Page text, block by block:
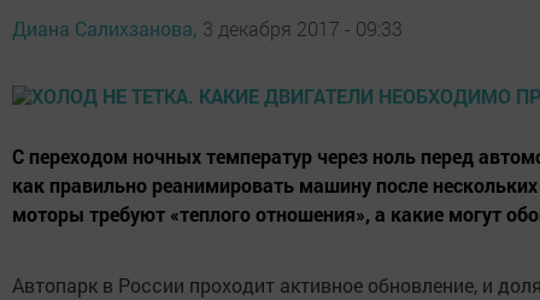
Диана Салихзанова, 3 декабря 2017 - 09:33
С переходом ночных температур через ноль перед
как правильно реанимировать машину после
моторы требуют «теплого отношения», а какие могут
Автопарк в России проходит активное обновление, и